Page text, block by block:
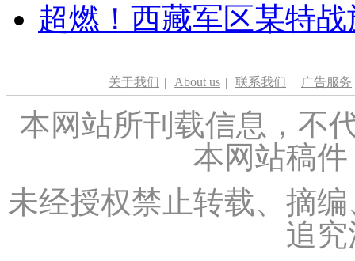
超燃！西藏军区某特
关于我们 | About us | 联系我们 | 广告服务
本网站所刊载信息，不
本网站稿
未经授权禁止转载、摘
追